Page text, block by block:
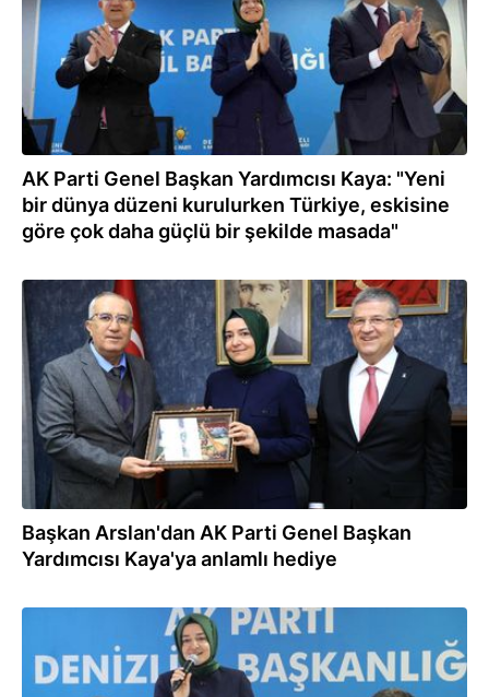
AK Parti Genel Başkan Yardımcısı Kaya: "Yeni
bir dünya düzeni kurulurken Türkiye, eskisine
göre çok daha güçlü bir şekilde masada"
04.02.2026
Başkan Arslan'dan AK Parti Genel Başkan
Yardımcısı Kaya'ya anlamlı hediye